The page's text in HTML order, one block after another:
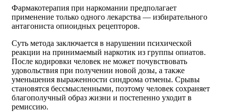
Фармакотерапия при наркомании предполагает
применение только одного лекарства — избирательного
антагониста опиоидных рецепторов.
Суть метода заключается в нарушении психической
реакции на принимаемый наркотик из группы опиатов.
После кодировки человек не может почувствовать
удовольствия при получении новой дозы, а также
уменьшения выраженности синдрома отмены. Срывы
становятся бессмысленными, поэтому человек сохраняет
благополучный образ жизни и постепенно уходит в
ремиссию.